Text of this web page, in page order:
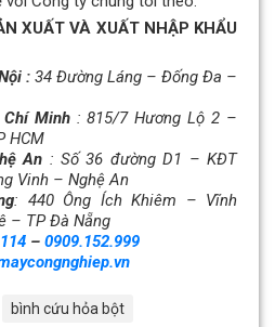
XUẤT VÀ XUẤT NHẬP KHẨU
: 34 Đường Láng – Đống Đa –
Minh: 815/7 Hương Lộ 2 –
HCM
An : Số 36 đường D1 – KĐT
Vinh – Nghệ An
: 440 Ông Ích Khiêm – Vĩnh
– TP Đà Nẵng
– 0909.152.999
bình cứu hỏa bột